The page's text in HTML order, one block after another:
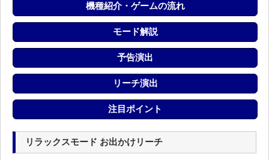
機種紹介・ゲームの流れ
モード解説
予告演出
リーチ演出
注目ポイント
リラックスモード お出かけリーチ